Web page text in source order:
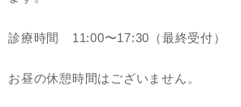
診療時間 11:00〜17:30（最終受付）
お昼の休憩時間はございません。